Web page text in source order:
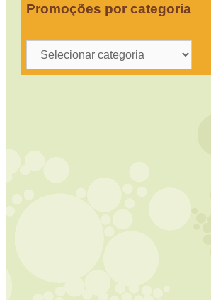
Promoções por categoria
Promoções
por